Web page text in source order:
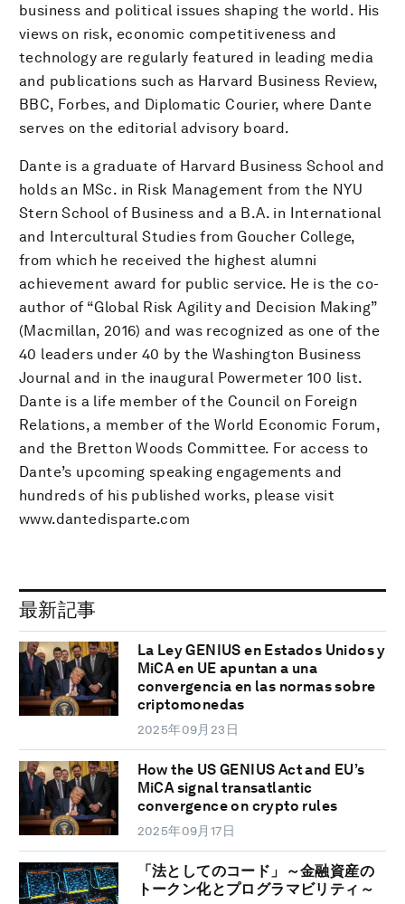
business and political issues shaping the world. His
views on risk, economic competitiveness and
technology are regularly featured in leading media
and publications such as Harvard Business Review,
BBC, Forbes, and Diplomatic Courier, where Dante
serves on the editorial advisory board.
Dante is a graduate of Harvard Business School and
holds an MSc. in Risk Management from the NYU
Stern School of Business and a B.A. in International
and Intercultural Studies from Goucher College,
from which he received the highest alumni
achievement award for public service. He is the co-
author of “Global Risk Agility and Decision Making”
(Macmillan, 2016) and was recognized as one of the
40 leaders under 40 by the Washington Business
Journal and in the inaugural Powermeter 100 list.
Dante is a life member of the Council on Foreign
Relations, a member of the World Economic Forum,
and the Bretton Woods Committee. For access to
Dante’s upcoming speaking engagements and
hundreds of his published works, please visit
www.dantedisparte.com
最新記事
La Ley GENIUS en Estados Unidos y
MiCA en UE apuntan a una
convergencia en las normas sobre
criptomonedas
2025年09月23日
How the US GENIUS Act and EU’s
MiCA signal transatlantic
convergence on crypto rules
2025年09月17日
「法としてのコード」～金融資産の
トークン化とプログラマビリティ～